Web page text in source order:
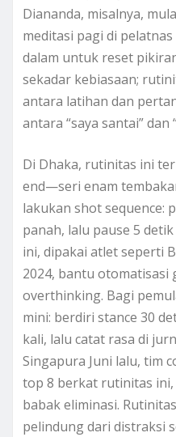
Diananda, misalnya,
meditasi pagi di
dalam untuk reset
sekadar kebiasaan;
antara latihan dan
antara “saya santai” dan
Di Dhaka, rutinitas ini
end—seri enam
lakukan shot sequence:
panah, lalu pause 5
ini, dipakai atlet seperti
2024, bantu otomatisasi
overthinking. Bagi
mini: berdiri stance 30
kali, lalu catat rasa di
Singapura Juni lalu, tim
top 8 berkat rutinitas ini,
babak eliminasi.
pelindung dari distraksi